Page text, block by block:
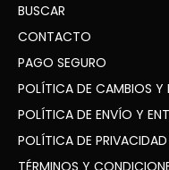
WhatsApp: +34 936 41
BUSCAR
CONTACTO
PAGO SEGURO
POLÍTICA DE CAMBIOS Y
POLÍTICA DE ENVÍO Y
POLÍTICA DE PRIVACIDAD
TÉRMINOS Y